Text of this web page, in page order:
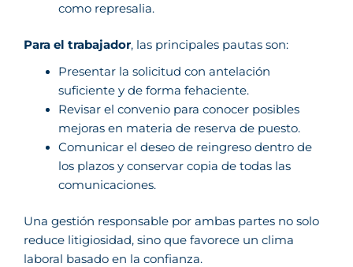
como represalia.
Para el trabajador, las principales pautas son:
Presentar la solicitud con antelación
suficiente y de forma fehaciente.
Revisar el convenio para conocer posibles
mejoras en materia de reserva de puesto.
Comunicar el deseo de reingreso dentro de
los plazos y conservar copia de todas las
comunicaciones.
Una gestión responsable por ambas partes no solo
reduce litigiosidad, sino que favorece un clima
laboral basado en la confianza.